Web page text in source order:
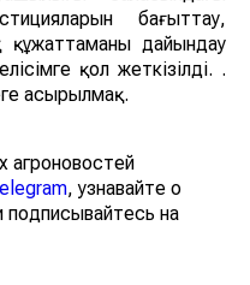
бағыттау,
құжаттаманы дайындау
қол жеткізілді. .
асырылмақ.
агроновостей
, узнавайте о
подписывайтесь на